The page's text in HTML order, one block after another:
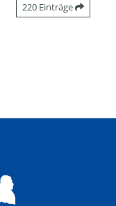
220 Einträge